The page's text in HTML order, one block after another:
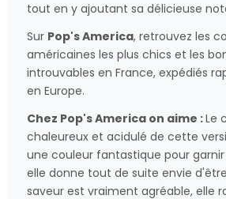
tout en y ajoutant sa délicieuse
Sur Pop's America, retrouvez les
américaines les plus chics et les
introuvables en France, expédiés
en Europe.
Chez Pop's America on aime :Le
chaleureux et acidulé de cette
une couleur fantastique pour garnir
elle donne tout de suite envie
saveur est vraiment agréable, elle